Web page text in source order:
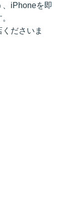
iPhoneを即
ださいま